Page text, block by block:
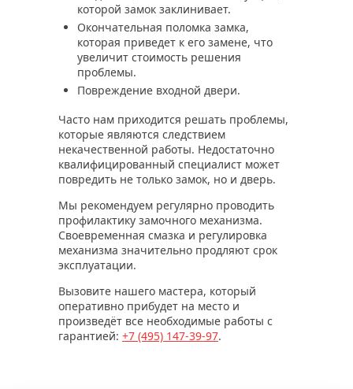
которой замок заклинивает.
Окончательная поломка замка,
которая приведет к его замене, что
увеличит стоимость решения
проблемы.
Повреждение входной двери.
Часто нам приходится решать проблемы,
которые являются следствием
некачественной работы. Недостаточно
квалифицированный специалист может
повредить не только замок, но и дверь.
Мы рекомендуем регулярно проводить
профилактику замочного механизма.
Своевременная смазка и регулировка
механизма значительно продляют срок
эксплуатации.
Вызовите нашего мастера, который
оперативно прибудет на место и
произведёт все необходимые работы с
гарантией: +7 (495) 147-39-97.